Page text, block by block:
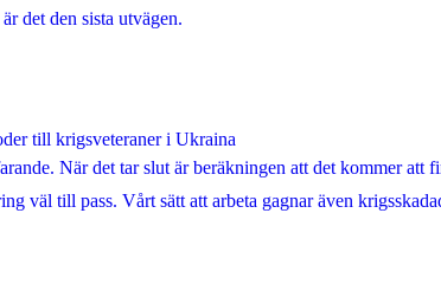
det den sista utvägen.
till krigsveteraner i Ukraina
När det tar slut är beräkningen att det kommer
väl till pass. Vårt sätt att arbeta gagnar även